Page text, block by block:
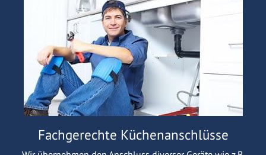
Fachgerechte Küchenanschlüsse